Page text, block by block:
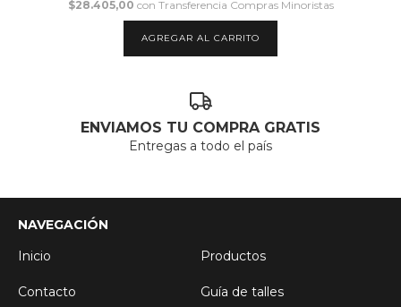
$28.405,00 con Transferencia Compras Minoristas
AGREGAR AL CARRITO
ENVIAMOS TU COMPRA GRATIS
Entregas a todo el país
NAVEGACIÓN
Inicio
Productos
Contacto Guía de talles